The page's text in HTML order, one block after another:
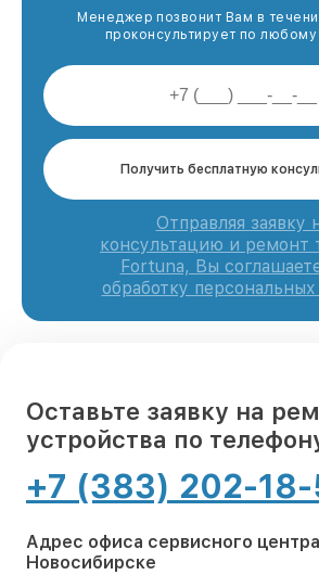
Менеджер позвонит Вам в
проконсультирует по
Получить бесплатную
Отправляя заявку
консультацию и ремонт
Fortuna, Вы
обработку
Оставьте заявку на
устройства по
+7 (383) 202-18-
Адрес офиса сервисного
Новосибирске